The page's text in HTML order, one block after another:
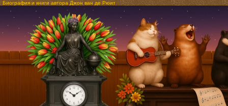
Биография и книги автора Джон ван де Рюит